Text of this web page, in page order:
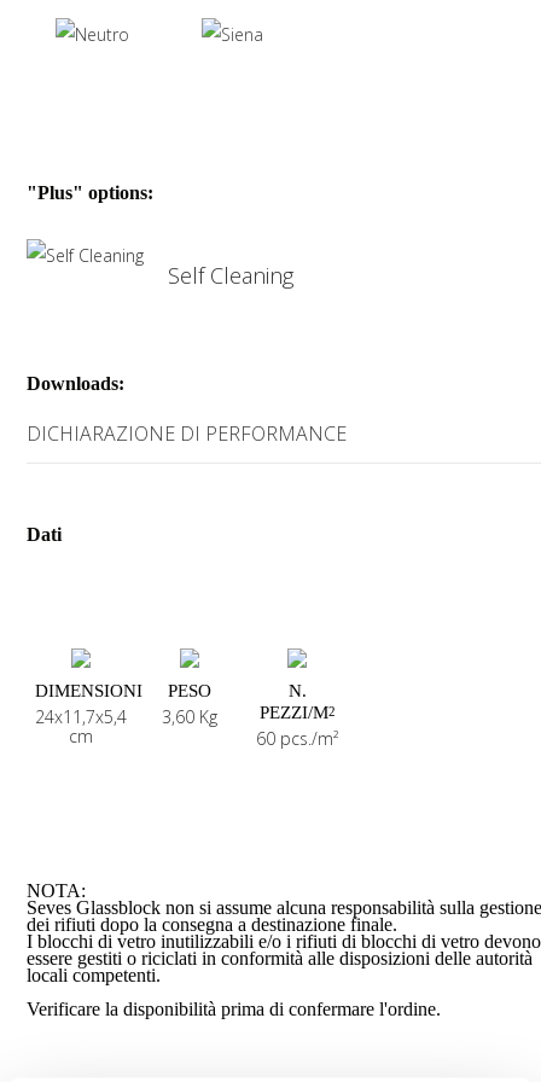
VetroPieno è disponibile in 2 colori – siena e blu – e nella versione
neutra.
"Plus" options:
Self Cleaning
Downloads:
DICHIARAZIONE DI PERFORMANCE
Dati
DIMENSIONI
24x11,7x5,4
cm
PESO
3,60 Kg
N.
PEZZI/M2
60 pcs./m²
NOTA:
Seves Glassblock non si assume alcuna responsabilità sulla
dei rifiuti dopo la consegna a destinazione finale.
I blocchi di vetro inutilizzabili e/o i rifiuti di blocchi di vetro devono
essere gestiti o riciclati in conformità alle disposizioni delle autorità
locali competenti.
Verificare la disponibilità prima di confermare l'ordine.